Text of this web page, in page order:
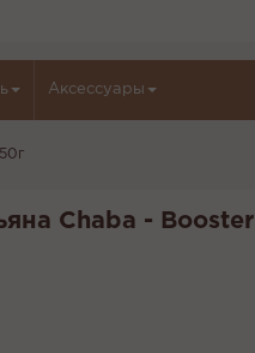
Аксессуары
Chaba - Booster